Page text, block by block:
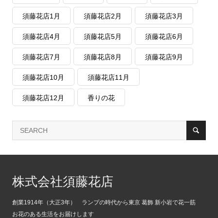
須藤花店1月 須藤花店2月 須藤花店3月
須藤花店4月 須藤花店5月 須藤花店6月
須藤花店7月 須藤花店8月 須藤花店9月
須藤花店10月 須藤花店11月
須藤花店12月 香りの花
株式会社須藤花店
創業1914年（大正3年） ランプの時代から東京 葛飾 新小岩で花一筋
お花のある生活をお届けします